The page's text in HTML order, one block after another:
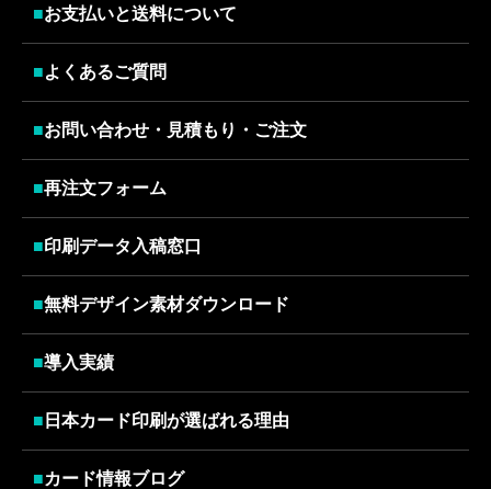
■お支払いと送料について
■よくあるご質問
■お問い合わせ・見積もり・ご注文
■再注文フォーム
■印刷データ入稿窓口
■無料デザイン素材ダウンロード
■導入実績
■ 日本カード印刷が選ばれる理由
■カード情報ブログ